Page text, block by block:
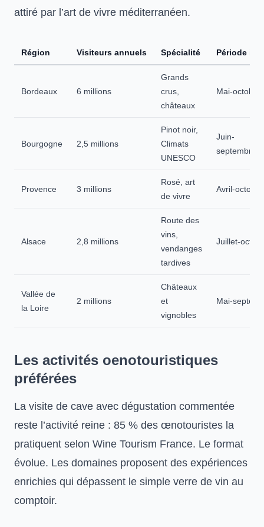
attiré par l’art de vivre méditerranéen.
Région Visiteurs annuels Spécialité Période
Bordeaux 6 millions
Grands
crus,
châteaux
Mai-octobre
Bourgogne 2,5 millions
Pinot noir,
Climats
UNESCO
Juin-
septembre
Provence 3 millions
Rosé, art
de vivre
Avril-octobre
Alsace 2,8 millions
Route des
vins,
vendanges
tardives
Juillet-
Vallée de
la Loire
2 millions
Châteaux
et
vignobles
Mai-
Les activités oenotouristiques
préférées
La visite de cave avec dégustation commentée
reste l’activité reine : 85 % des œnotouristes la
pratiquent selon Wine Tourism France. Le format
évolue. Les domaines proposent des expériences
enrichies qui dépassent le simple verre de vin au
comptoir.